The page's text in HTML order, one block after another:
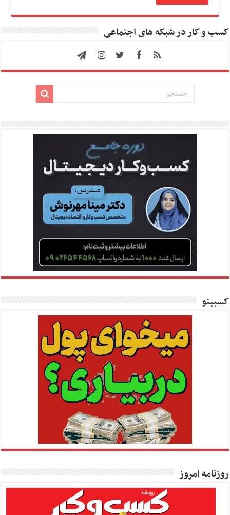
کسب و کار در شبکه های اجتماعی
کسبینو
روزنامه امروز